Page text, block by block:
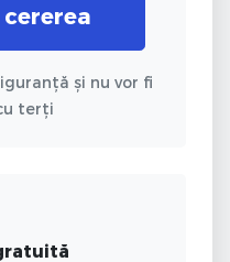
și nu vor fi
terți